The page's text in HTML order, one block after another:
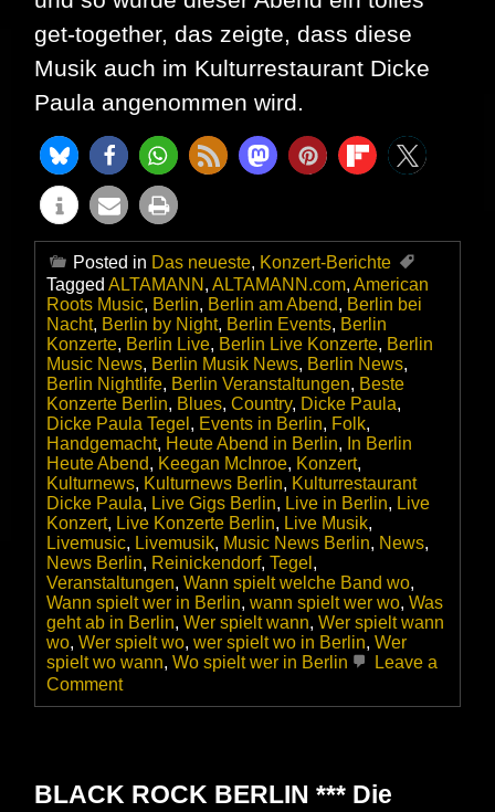
get-together, das zeigte, dass diese
Musik auch im Kulturrestaurant Dicke
Paula angenommen wird.
Posted in Das neueste, Konzert-Berichte
Tagged ALTAMANN , ALTAMANN.com, American
Roots Music, Berlin, Berlin am Abend, Berlin bei
Nacht, Berlin by Night, Berlin Events, Berlin
Konzerte, Berlin Live, Berlin Live Konzerte, Berlin
Music News, Berlin Musik News, Berlin News,
Berlin Nightlife, Berlin Veranstaltungen, Beste
Konzerte Berlin, Blues, Country, Dicke Paula,
Dicke Paula Tegel , Events in Berlin, Folk,
Handgemacht, Heute Abend in Berlin, In Berlin
Heute Abend, Keegan McInroe, Konzert,
Kulturnews, Kulturnews Berlin, Kulturrestaurant
Dicke Paula, Live Gigs Berlin, Live in Berlin, Live
Konzert, Live Konzerte Berlin, Live Musik,
Livemusic, Livemusik, Music News Berlin, News,
News Berlin, Reinickendorf, Tegel ,
Veranstaltungen, Wann spielt welche Band wo,
Wann spielt wer in Berlin, wann spielt wer wo, Was
geht ab in Berlin, Wer spielt wann, Wer spielt wann
wo, Wer spielt wo, wer spielt wo in Berlin, Wer
spielt wo wann, Wo spielt wer in Berlin
Leave a
Commenton
Keegan
Folk
&
BLACK ROCK BERLIN *** Die